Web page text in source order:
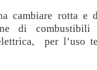
cambiare rotta e
di
per l’uso